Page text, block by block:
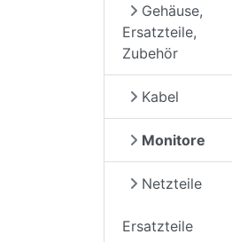
Gehäuse,
Ersatzteile,
Zubehör
Kabel
Monitore
Netzteile
Ersatzteile